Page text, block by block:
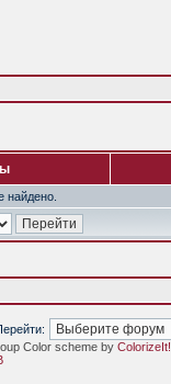
найдено.
Color scheme by ColorizeIt!